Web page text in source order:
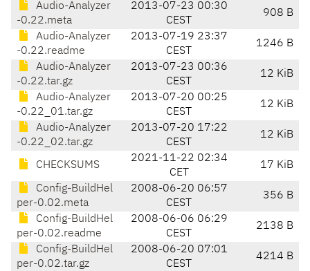
Audio-Analyzer
-0.22.meta
2013-07-23 00:30
CEST
908 B
Audio-Analyzer
-0.22.readme
2013-07-19 23:37
CEST
1246 B
Audio-Analyzer
-0.22.tar.gz
2013-07-23 00:36
CEST
12 KiB
Audio-Analyzer
-0.22_01.tar.gz
2013-07-20 00:25
CEST
12 KiB
Audio-Analyzer
-0.22_02.tar.gz
2013-07-20 17:22
CEST
12 KiB
CHECKSUMS
2021-11-22 02:34
CET
17 KiB
Config-BuildHel
per-0.02.meta
2008-06-20 06:57
CEST
356 B
Config-BuildHel
per-0.02.readme
2008-06-06 06:29
CEST
2138 B
Config-BuildHel
per-0.02.tar.gz
2008-06-20 07:01
CEST
4214 B